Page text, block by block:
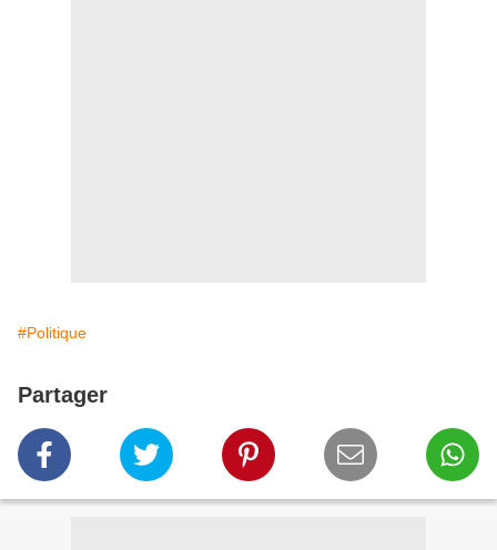
#Politique
Partager